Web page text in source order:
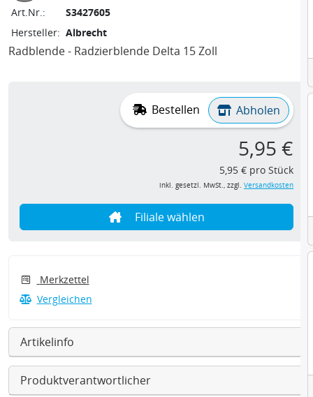
Art.Nr.:
S3427605
Hersteller: Albrecht
Radblende - Radzierblende Delta 15 Zoll
Bestellen Abholen
5,95 €
5,95 € pro Stück
inkl. gesetzl. MwSt., zzgl. Versandkosten
Filiale wählen
Merkzettel
Vergleichen
Artikelinfo
Produktverantwortlicher